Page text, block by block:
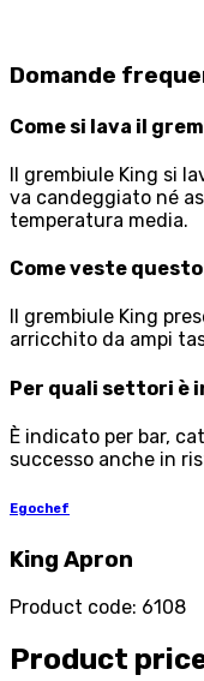
Domande
Come si lava il
Il grembiule King si
va candeggiato né
temperatura media.
Come veste
Il grembiule King
arricchito da ampi
Per quali settori è
È indicato per bar,
successo anche in
Egochef
King Apron
Product code: 6108
Product